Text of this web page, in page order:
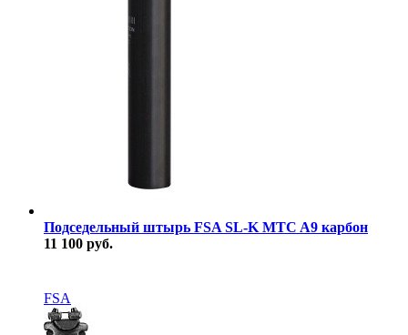
Подседельный штырь FSA SL-K MTC A9 карбон
11 100 руб.
FSA